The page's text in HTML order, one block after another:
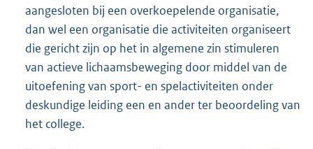
aangesloten bij een overkoepelende organisatie,
dan wel een organisatie die activiteiten organiseert
die gericht zijn op het in algemene zin stimuleren
van actieve lichaamsbeweging door middel van de
uitoefening van sport- en spelactiviteiten onder
deskundige leiding een en ander ter beoordeling van
het college.